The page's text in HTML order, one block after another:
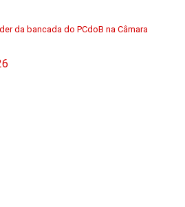
da bancada do PCdoB na Câmara